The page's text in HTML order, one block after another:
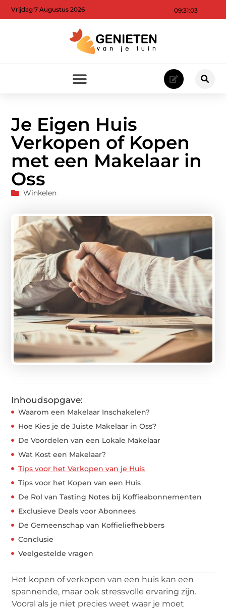
09:31:05
Vrijdag 7 Augustus 2026
Je Eigen Huis
Verkopen of Kopen
met een Makelaar in
Oss
Winkelen
Inhoudsopgave:
Waarom een Makelaar Inschakelen?
Hoe Kies je de Juiste Makelaar in Oss?
De Voordelen van een Lokale Makelaar
Wat Kost een Makelaar?
Tips voor het Verkopen van je Huis
Tips voor het Kopen van een Huis
De Rol van Tasting Notes bij Koffieabonnementen
Exclusieve Deals voor Abonnees
De Gemeenschap van Koffieliefhebbers
Conclusie
Veelgestelde vragen
Het kopen of verkopen van een huis kan een
spannende, maar ook stressvolle ervaring zijn.
Vooral als je niet precies weet waar je moet